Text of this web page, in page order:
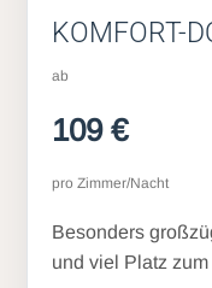
KOMFORT-
ab
109 €
pro Zimmer/Nacht
Besonders
und viel Platz